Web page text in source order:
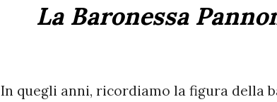
La Baronessa
In quegli anni, ricordiamo la figura della